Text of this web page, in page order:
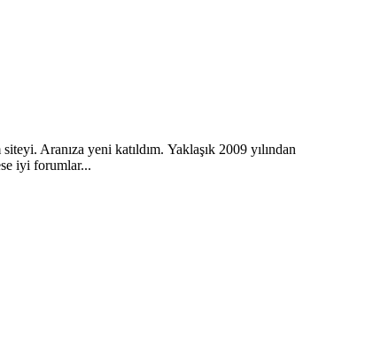
Aranıza yeni katıldım. Yaklaşık 2009 yılından
iyi forumlar...